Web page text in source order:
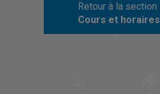
Retour à la section
Cours et horaires